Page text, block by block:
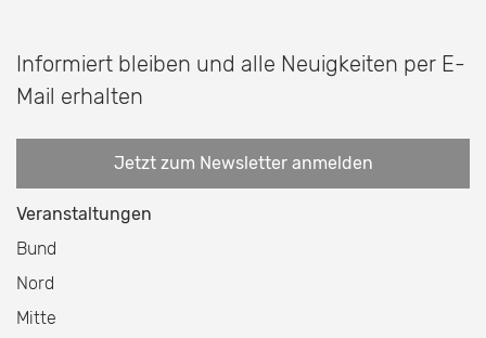
Informiert bleiben und alle Neuigkeiten per E-
Mail erhalten
Jetzt zum Newsletter anmelden
Veranstaltungen
Bund
Nord
Mitte